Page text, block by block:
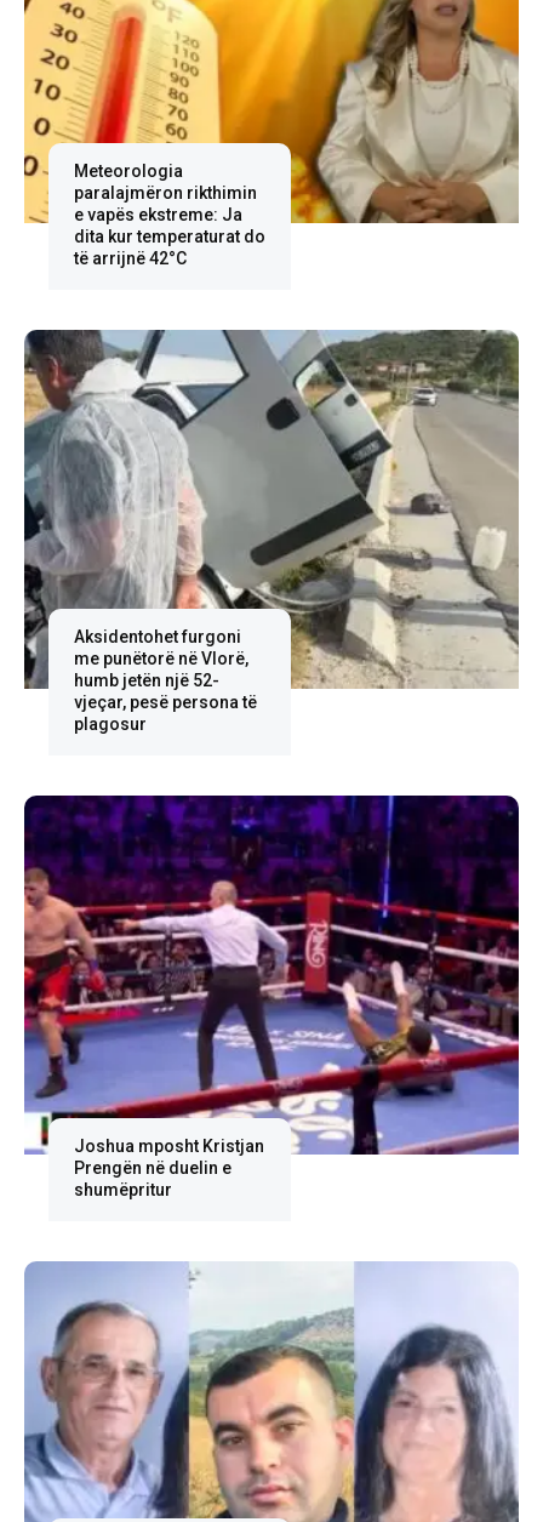
Meteorologia
paralajmëron rikthimin
e vapës ekstreme: Ja
dita kur temperaturat do
të arrijnë 42°C
Aksidentohet furgoni
me punëtorë në Vlorë,
humb jetën një 52-
vjeçar, pesë persona të
plagosur
Joshua mposht Kristjan
Prengën në duelin e
shumëpritur